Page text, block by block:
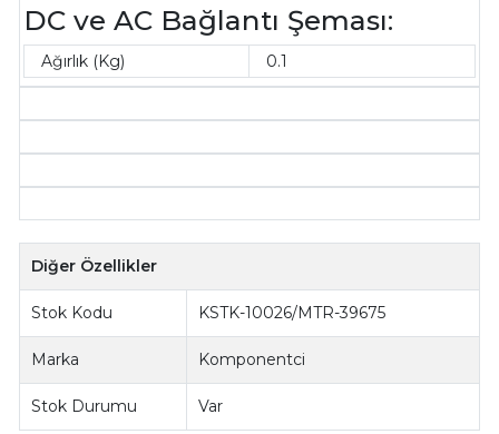
DC ve AC Bağlantı Şeması:
Ağırlık (Kg) 0.1
Diğer Özellikler
Stok Kodu KSTK-10026/MTR-39675
Marka Komponentci
Stok Durumu Var